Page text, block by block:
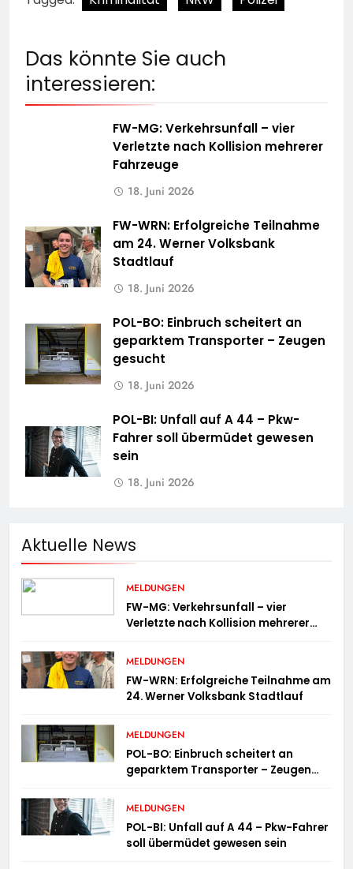
Das könnte Sie auch
interessieren:
FW-MG: Verkehrsunfall – vier
Verletzte nach Kollision mehrerer
Fahrzeuge
18. Juni 2026
FW-WRN: Erfolgreiche Teilnahme
am 24. Werner Volksbank
Stadtlauf
18. Juni 2026
POL-BO: Einbruch scheitert an
geparktem Transporter – Zeugen
gesucht
18. Juni 2026
POL-BI: Unfall auf A 44 – Pkw-
Fahrer soll übermüdet gewesen
sein
18. Juni 2026
Aktuelle News
MELDUNGEN
FW-MG: Verkehrsunfall – vier
Verletzte nach Kollision mehrerer
MELDUNGEN
FW-WRN: Erfolgreiche Teilnahme am
24. Werner Volksbank Stadtlauf
MELDUNGEN
POL-BO: Einbruch scheitert an
geparktem Transporter – Zeugen
MELDUNGEN
POL-BI: Unfall auf A 44 – Pkw-Fahrer
soll übermüdet gewesen sein